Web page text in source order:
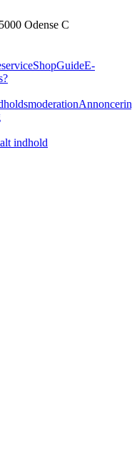
5000 Odense C
ShopGuideE-
indhold